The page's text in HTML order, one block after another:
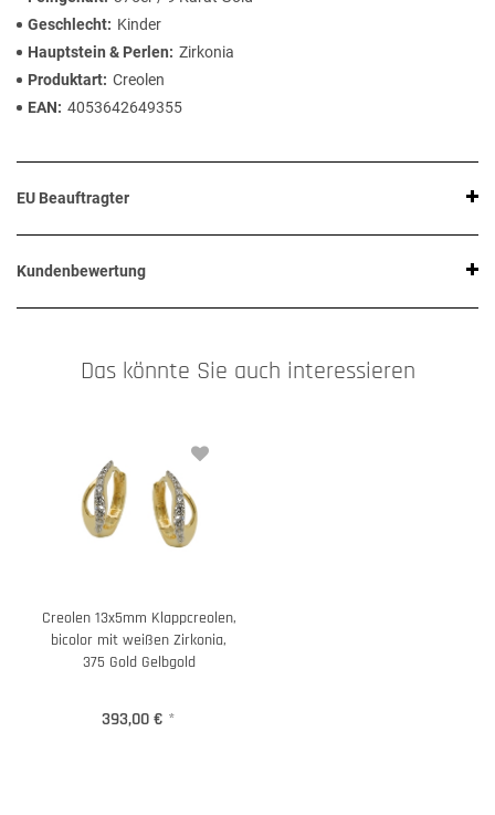
Geschlecht
Kinder
Hauptstein & Perlen
Zirkonia
Produktart Creolen
EAN
4053642649355
EU Beauftragter
Kundenbewertung
Das könnte Sie auch interessieren
Creolen 13x5mm Klappcreolen,
bicolor mit weißen Zirkonia,
375 Gold Gelbgold
393,00 € *